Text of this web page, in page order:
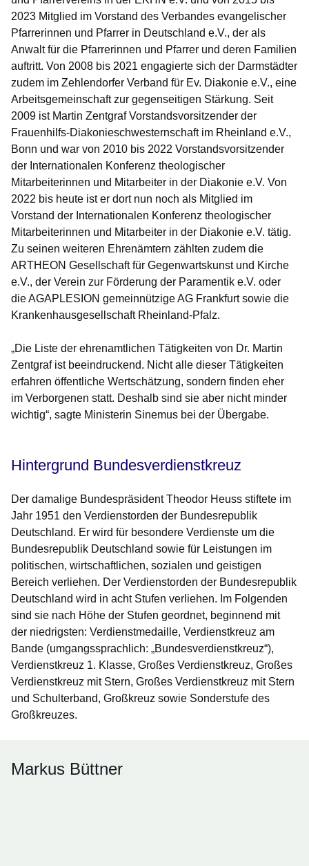
2023 Mitglied im Vorstand des Verbandes evangelischer
Pfarrerinnen und Pfarrer in Deutschland e.V., der als
Anwalt für die Pfarrerinnen und Pfarrer und deren Familien
auftritt. Von 2008 bis 2021 engagierte sich der Darmstädter
zudem im Zehlendorfer Verband für Ev. Diakonie e.V., eine
Arbeitsgemeinschaft zur gegenseitigen Stärkung. Seit
2009 ist Martin Zentgraf Vorstandsvorsitzender der
Frauenhilfs-Diakonieschwesternschaft im Rheinland e.V.,
Bonn und war von 2010 bis 2022 Vorstandsvorsitzender
der Internationalen Konferenz theologischer
Mitarbeiterinnen und Mitarbeiter in der Diakonie e.V. Von
2022 bis heute ist er dort nun noch als Mitglied im
Vorstand der Internationalen Konferenz theologischer
Mitarbeiterinnen und Mitarbeiter in der Diakonie e.V. tätig.
Zu seinen weiteren Ehrenämtern zählten zudem die
ARTHEON Gesellschaft für Gegenwartskunst und Kirche
e.V., der Verein zur Förderung der Paramentik e.V. oder
die AGAPLESION gemeinnützige AG Frankfurt sowie die
Krankenhausgesellschaft Rheinland-Pfalz.
„Die Liste der ehrenamtlichen Tätigkeiten von Dr. Martin
Zentgraf ist beeindruckend. Nicht alle dieser Tätigkeiten
erfahren öffentliche Wertschätzung, sondern finden eher
im Verborgenen statt. Deshalb sind sie aber nicht minder
wichtig“, sagte Ministerin Sinemus bei der Übergabe.
Hintergrund Bundesverdienstkreuz
Der damalige Bundespräsident Theodor Heuss stiftete im
Jahr 1951 den Verdienstorden der Bundesrepublik
Deutschland. Er wird für besondere Verdienste um die
Bundesrepublik Deutschland sowie für Leistungen im
politischen, wirtschaftlichen, sozialen und geistigen
Bereich verliehen. Der Verdienstorden der Bundesrepublik
Deutschland wird in acht Stufen verliehen. Im Folgenden
sind sie nach Höhe der Stufen geordnet, beginnend mit
der niedrigsten: Verdienstmedaille, Verdienstkreuz am
Bande (umgangssprachlich: „Bundesverdienstkreuz“),
Verdienstkreuz 1. Klasse, Großes Verdienstkreuz, Großes
Verdienstkreuz mit Stern, Großes Verdienstkreuz mit Stern
und Schulterband, Großkreuz sowie Sonderstufe des
Großkreuzes.
Markus Büttner